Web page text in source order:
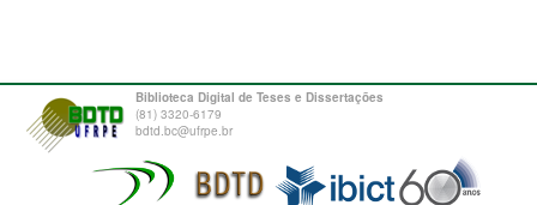
Biblioteca Digital de Teses e Dissertações
(81) 3320-6179
bdtd.bc@ufrpe.br